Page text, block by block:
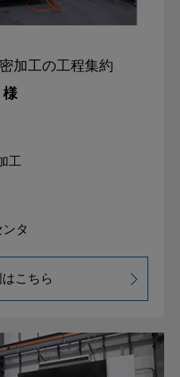
加工の工程集約
様
工
タ
こちら